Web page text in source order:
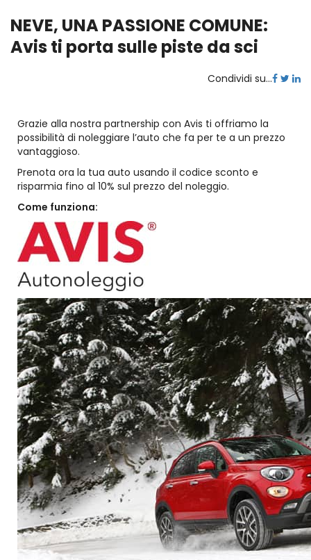
NEVE, UNA PASSIONE COMUNE:
Avis ti porta sulle piste da sci
Condividi su...
Grazie alla nostra partnership con Avis ti offriamo la
possibilità di noleggiare l’auto che fa per te a un prezzo
vantaggioso.
Prenota ora la tua auto usando il codice sconto e
risparmia fino al 10% sul prezzo del noleggio.
Come funziona: